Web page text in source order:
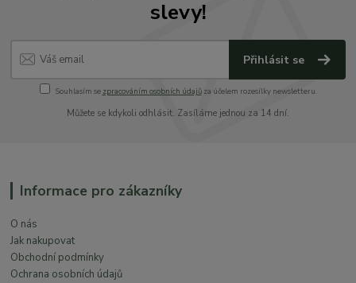
slevy!
Přihlásit se
Souhlasím se zpracováním osobních údajůza účelem rozesílky newsletteru.
Můžete se kdykoli odhlásit. Zasíláme jednou za 14 dní.
Informace pro zákazníky
O nás
Jak nakupovat
Obchodní podmínky
Ochrana osobních údajů